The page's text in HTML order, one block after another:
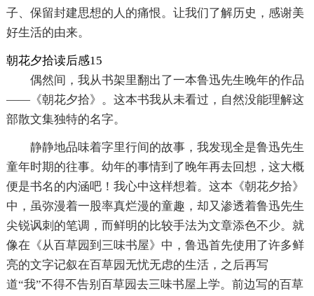
子、保留封建思想的人的痛恨。让我们了解历史，感谢美
好生活的由来。
朝花夕拾读后感15
偶然间，我从书架里翻出了一本鲁迅先生晚年的作品
——《朝花夕拾》。这本书我从未看过，自然没能理解这
部散文集独特的名字。
静静地品味着字里行间的故事，我发现全是鲁迅先生
童年时期的往事。幼年的事情到了晚年再去回想，这大概
便是书名的内涵吧！我心中这样想着。这本《朝花夕拾》
中，虽弥漫着一股率真烂漫的童趣，却又渗透着鲁迅先生
尖锐讽刺的笔调，而鲜明的比较手法为文章添色不少。就
像在《从百草园到三味书屋》中，鲁迅首先使用了许多鲜
亮的文字记叙在百草园无忧无虑的生活，之后再写
道“我”不得不告别百草园去三味书屋上学。前边写的百草